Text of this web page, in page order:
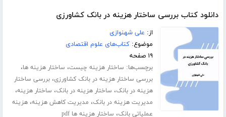
دانلود کتاب بررسی ساختار هزینه در بانک کشاورزی
از: علی شهنوازی
موضوع:کتاب‌های علوم اقتصادی
۱۹ صفحه
برچسب‌ها: ساختار هزینه چیست، ساختار هزینه ها،
بررسی ساختار هزینه در بانک کشاورزی،بررسی ساختار
هزینه در بانک، ساختار هزینه در بانک، ساختار هزینه،
مدیریت هزینه در بانک، مدیریت کاهش هزینه،هزینه
عملیاتی بانک، ساختار هزینه ها pdf